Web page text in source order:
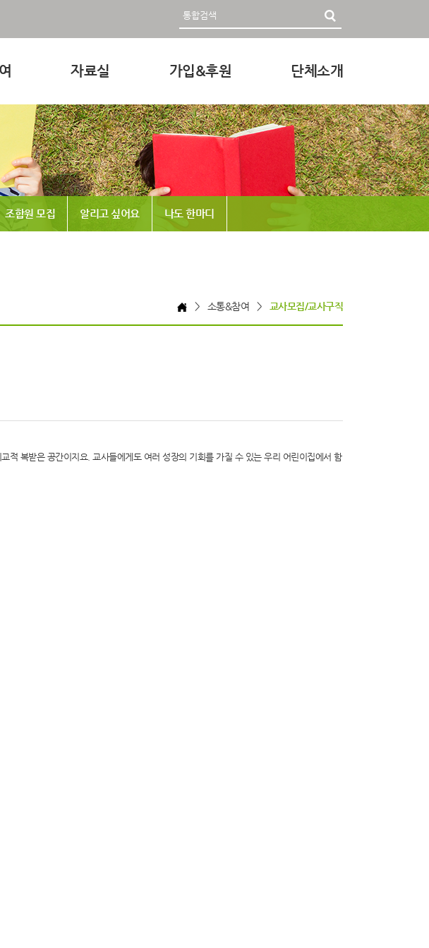
보세요
구직
자료실
교육 · 운영자료
연구자료
참고도서
뉴스레터
동영상
가입&후원
회원가입 및 후원안내
단체소개
인사말
미션과 비전
조직
정관 & 재정
조합원 모집 알리고 싶어요 나도 한마디
> 소통&참여 > 교사모집/교사구직
적 복받은 공간이지요. 교사들에게도 여러 성장의 기회를 가질 수 있는 우리 어린이집에서 함